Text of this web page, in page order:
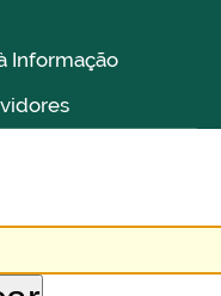
Informação